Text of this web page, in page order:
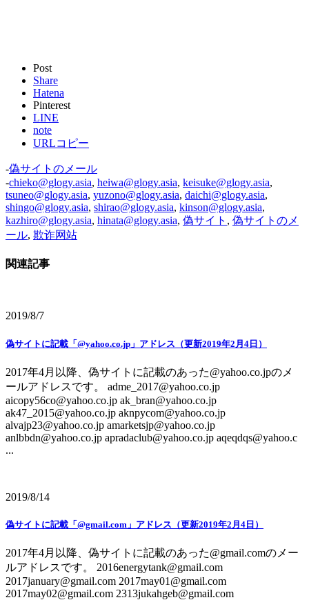
Post
Share
Hatena
Pinterest
LINE
note
URLコピー
-偽サイトのメール
-chieko@glogy.asia, heiwa@glogy.asia, keisuke@glogy.asia,
tsuneo@glogy.asia, yuzono@glogy.asia, daichi@glogy.asia,
shingo@glogy.asia, shirao@glogy.asia, kinson@glogy.asia,
kazhiro@glogy.asia, hinata@glogy.asia, 偽サイト , 偽サイトのメ
ール, 欺诈网站
関連記事
2019/8/7
偽サイトに記載「@yahoo.co.jp」アドレス（更新2019年2月4日）
2017年4月以降、偽サイトに記載のあった@yahoo.co.jpのメ
ールアドレスです。 adme_2017@yahoo.co.jp
aicopy56co@yahoo.co.jp ak_bran@yahoo.co.jp
ak47_2015@yahoo.co.jp aknpycom@yahoo.co.jp
alvajp23@yahoo.co.jp amarketsjp@yahoo.co.jp
anlbbdn@yahoo.co.jp apradaclub@yahoo.co.jp aqeqdqs@yahoo.c
...
2019/8/14
偽サイトに記載「@gmail.com」アドレス（更新2019年2月4日）
2017年4月以降、偽サイトに記載のあった@gmail.comのメー
ルアドレスです。 2016energytank@gmail.com
2017january@gmail.com 2017may01@gmail.com
2017may02@gmail.com 2313jukahgeb@gmail.com